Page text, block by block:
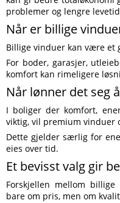
problemer og lengre
Når er billige
Billige vinduer kan være et
For boder, garasjer,
komfort kan rimeligere
Når lønner det seg
I boliger der komfort,
viktig, vil premium vinduer
Dette gjelder særlig for
eies over tid.
Et bevisst valg gir
Forskjellen mellom
bare om pris, men om